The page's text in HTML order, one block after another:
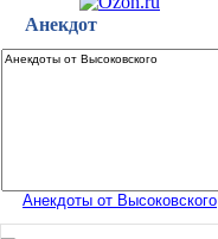
Анекдот
Анекдоты от Высоковского